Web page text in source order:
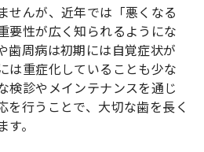
せんが、近年では「悪くなる
要性が広く知られるようにな
歯周病は初期には自覚症状が
は重症化していることも少な
検診やメインテナンスを通じ
を行うことで、大切な歯を長く
。